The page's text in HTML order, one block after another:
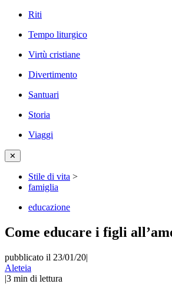
Riti
Tempo liturgico
Virtù cristiane
Divertimento
Santuari
Storia
Viaggi
✕
Stile di vita >
famiglia
educazione
Come educare i figli
pubblicato il 23/01/20|
Aleteia
|3 min di lettura